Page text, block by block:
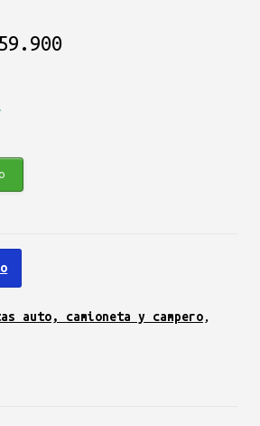
El
auto, camioneta y campero,